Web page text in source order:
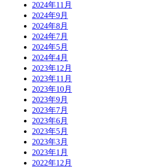
2024年11月
2024年9月
2024年8月
2024年7月
2024年5月
2024年4月
2023年12月
2023年11月
2023年10月
2023年9月
2023年7月
2023年6月
2023年5月
2023年3月
2023年1月
2022年12月